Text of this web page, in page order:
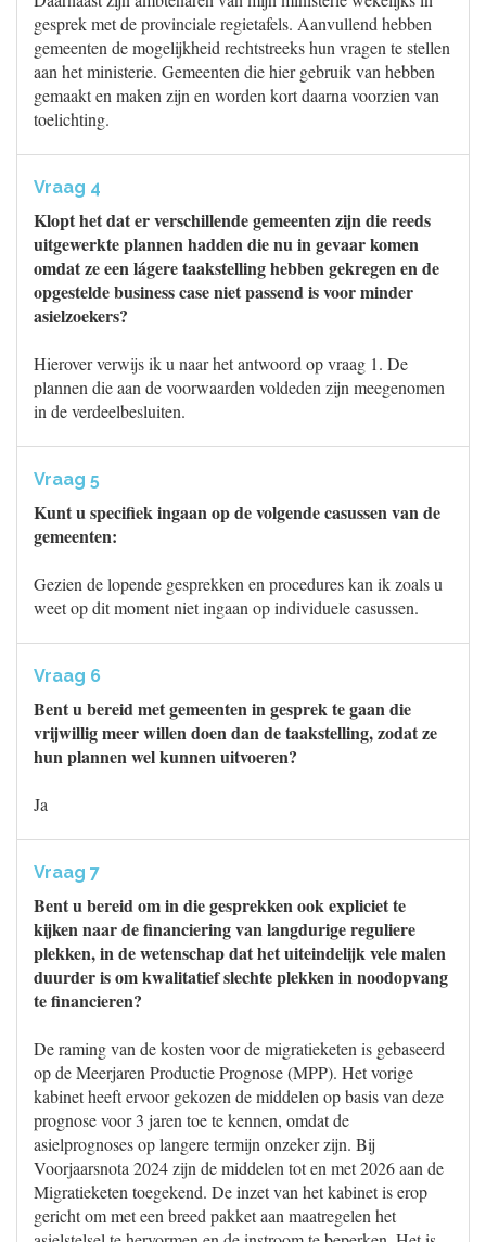
gesprek met de provinciale regietafels. Aanvullend hebben
gemeenten de mogelijkheid rechtstreeks hun vragen te stellen
aan het ministerie. Gemeenten die hier gebruik van hebben
gemaakt en maken zijn en worden kort daarna voorzien van
toelichting.
Vraag 4
Klopt het dat er verschillende gemeenten zijn die reeds
uitgewerkte plannen hadden die nu in gevaar komen
omdat ze een lágere taakstelling hebben gekregen en de
opgestelde business case niet passend is voor minder
asielzoekers?
Hierover verwijs ik u naar het antwoord op vraag 1. De
plannen die aan de voorwaarden voldeden zijn meegenomen
in de verdeelbesluiten.
Vraag 5
Kunt u specifiek ingaan op de volgende casussen van de
gemeenten:
Gezien de lopende gesprekken en procedures kan ik zoals u
weet op dit moment niet ingaan op individuele casussen.
Vraag 6
Bent u bereid met gemeenten in gesprek te gaan die
vrijwillig meer willen doen dan de taakstelling, zodat ze
hun plannen wel kunnen uitvoeren?
Ja
Vraag 7
Bent u bereid om in die gesprekken ook expliciet te
kijken naar de financiering van langdurige reguliere
plekken, in de wetenschap dat het uiteindelijk vele malen
duurder is om kwalitatief slechte plekken in noodopvang
te financieren?
De raming van de kosten voor de migratieketen is gebaseerd
op de Meerjaren Productie Prognose (MPP). Het vorige
kabinet heeft ervoor gekozen de middelen op basis van deze
prognose voor 3 jaren toe te kennen, omdat de
asielprognoses op langere termijn onzeker zijn. Bij
Voorjaarsnota 2024 zijn de middelen tot en met 2026 aan de
Migratieketen toegekend. De inzet van het kabinet is erop
gericht om met een breed pakket aan maatregelen het